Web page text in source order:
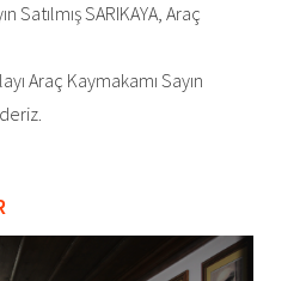
Satılmış SARIKAYA, Araç
Araç Kaymakamı Sayın